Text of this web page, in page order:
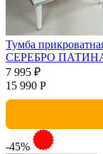
Тумба
СЕРЕБРО ПАТИНА
7 995 ₽
15 990 Р
-45%